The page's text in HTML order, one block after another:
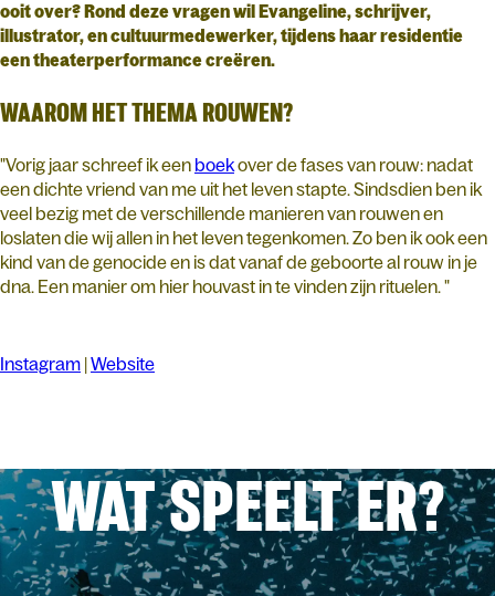
ooit over? Rond deze vragen wil Evangeline, schrijver,
illustrator, en cultuurmedewerker, tijdens haar residentie
een theaterperformance creëren.
WAAROM HET THEMA ROUWEN?
"Vorig jaar schreef ik een boekover de fases van rouw: nadat
een dichte vriend van me uit het leven stapte. Sindsdien ben ik
veel bezig met de verschillende manieren van rouwen en
loslaten die wij allen in het leven tegenkomen. Zo ben ik ook een
kind van de genocide en is dat vanaf de geboorte al rouw in je
dna. Een manier om hier houvast in te vinden zijn rituelen. "
Instagram |Website
WAT SPEELT ER?